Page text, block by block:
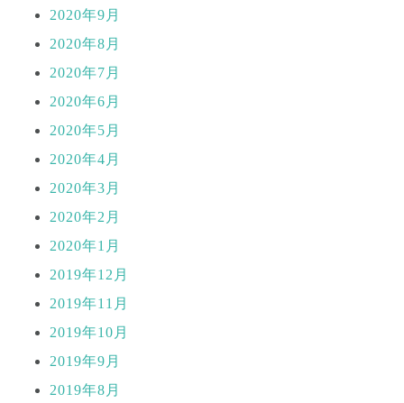
2020年9月
2020年8月
2020年7月
2020年6月
2020年5月
2020年4月
2020年3月
2020年2月
2020年1月
2019年12月
2019年11月
2019年10月
2019年9月
2019年8月